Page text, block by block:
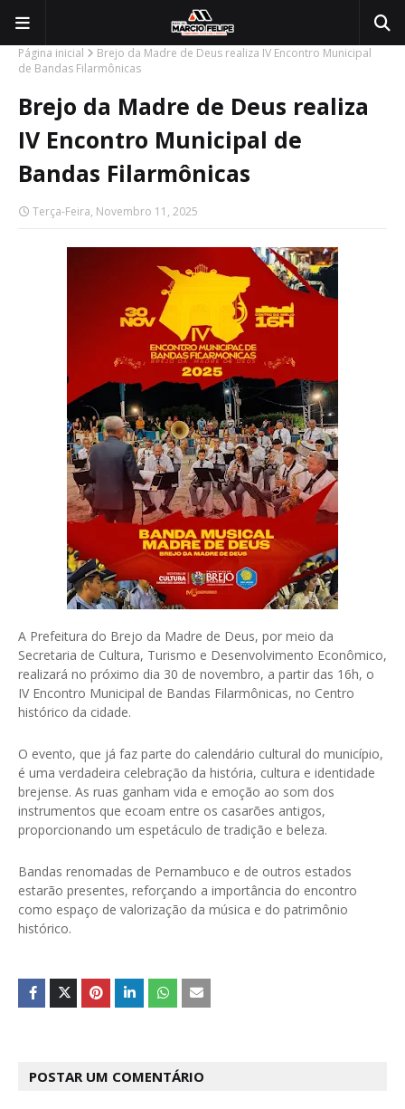
Página inicial
Brejo da Madre de Deus realiza IV Encontro Municipal
de Bandas Filarmônicas
Brejo da Madre de Deus realiza
IV Encontro Municipal de
Bandas Filarmônicas
Terça-Feira, Novembro 11, 2025
A Prefeitura do Brejo da Madre de Deus, por meio da
Secretaria de Cultura, Turismo e Desenvolvimento Econômico,
realizará no próximo dia 30 de novembro, a partir das 16h, o
IV Encontro Municipal de Bandas Filarmônicas, no Centro
histórico da cidade.
O evento, que já faz parte do calendário cultural do município,
é uma verdadeira celebração da história, cultura e identidade
brejense. As ruas ganham vida e emoção ao som dos
instrumentos que ecoam entre os casarões antigos,
proporcionando um espetáculo de tradição e beleza.
Bandas renomadas de Pernambuco e de outros estados
estarão presentes, reforçando a importância do encontro
como espaço de valorização da música e do patrimônio
histórico.
POSTAR UM COMENTÁRIO